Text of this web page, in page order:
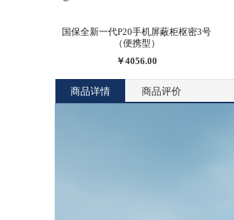
国保全新一代P20手机屏蔽柜枢密3号
（便携型）
￥4056.00
商品详情 商品评价